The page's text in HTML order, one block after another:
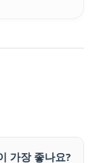
가장 좋나요?